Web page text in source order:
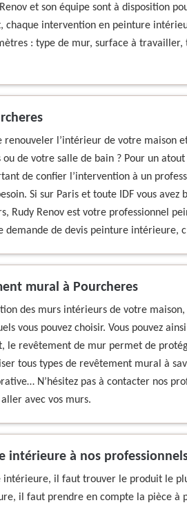
et son équipe sont à disposition
chaque intervention en peinture
: type de mur, surface à travailler,
renouveler l’intérieur de votre maison
de votre salle de bain ? Pour un
de confier l’intervention à un
Si sur Paris et toute IDF vous avez
Rudy Renov est votre professionnel
demande de devis peinture intérieure,
mural à Pourcheres
des murs intérieurs de votre maison,
vous pouvez choisir. Vous pouvez
le revêtement de mur permet de
tous types de revêtement mural à
N’hésitez pas à contacter nos
avec vos murs.
intérieure à nos
intérieure, il faut trouver le produit le
il faut prendre en compte la pièce à